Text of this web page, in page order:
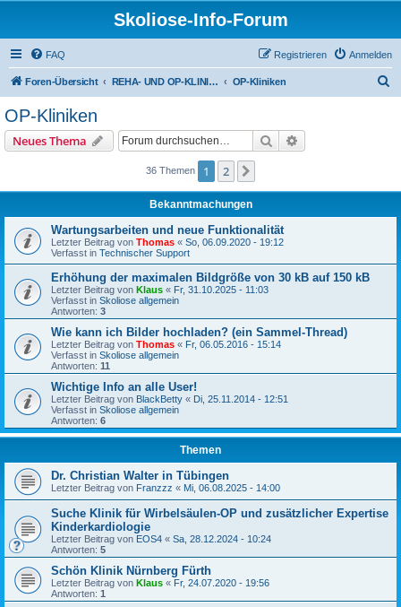
Skoliose-Info-Forum
FAQ Anmelden
Registrieren
Foren-Übersicht REHA- UND OP-KLINIKEN für Skoliose und Hyperkyphose OP-Kliniken
OP-Kliniken
Neues Thema Suche
36 Themen 1 2
Bekanntmachungen
Wartungsarbeiten und neue Funktionalität
Letzter Beitrag von Thomas « So, 06.09.2020 - 19:12
Verfasst in Technischer Support
Erhöhung der maximalen Bildgröße von 30 kB auf 150 kB
Letzter Beitrag von Klaus « Fr, 31.10.2025 - 11:03
Verfasst in Skoliose allgemein
Antworten: 3
Wie kann ich Bilder hochladen? (ein Sammel-Thread)
Letzter Beitrag von Thomas « Fr, 06.05.2016 - 15:14
Verfasst in Skoliose allgemein
Antworten: 11
Wichtige Info an alle User!
Letzter Beitrag von BlackBetty « Di, 25.11.2014 - 12:51
Verfasst in Skoliose allgemein
Antworten: 6
Themen
Dr. Christian Walter in Tübingen
Letzter Beitrag von Franzzz « Mi, 06.08.2025 - 14:00
Suche Klinik für Wirbelsäulen-OP und zusätzlicher Expertise
Kinderkardiologie
Letzter Beitrag von EOS4 « Sa, 28.12.2024 - 10:24
Antworten: 5
Schön Klinik Nürnberg Fürth
Letzter Beitrag von Klaus « Fr, 24.07.2020 - 19:56
Antworten: 1